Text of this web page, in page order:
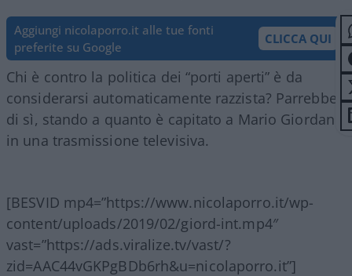
Aggiungi nicolaporro.it alle tue fonti
preferite su Google
CLICCA QUI
Chi è contro la politica dei “porti aperti” è da
considerarsi automaticamente razzista? Parrebbe
di sì, stando a quanto è capitato a Mario Giordano
in una trasmissione televisiva.
[BESVID mp4=”https://www.nicolaporro.it/wp-
content/uploads/2019/02/giord-int.mp4″
vast=”https://ads.viralize.tv/vast/?
zid=AAC44vGKPgBDb6rh&u=nicolaporro.it”]